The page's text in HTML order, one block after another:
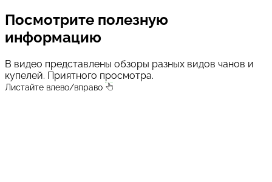
Посмотрите полезную
информацию
В видео представлены обзоры разных видов чанов и
купелей. Приятного просмотра.
Листайте влево/вправо